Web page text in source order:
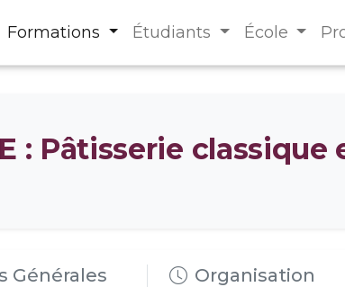
Formations Étudiants École
: Pâtisserie
Générales Organisation